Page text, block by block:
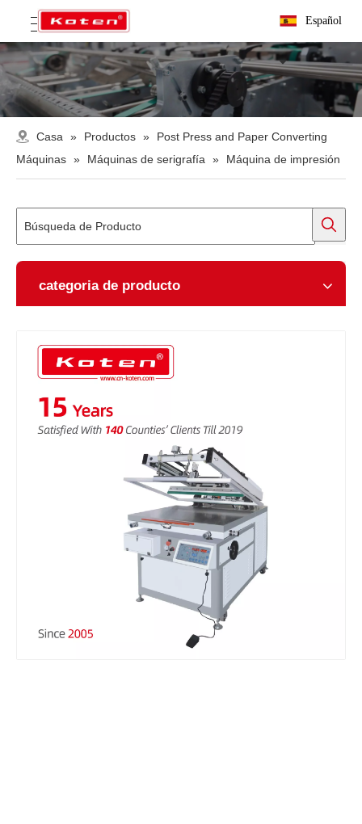
Español
Casa » Productos »
Post Press and Paper Converting
Máquinas » Máquinas de serigrafía » Máquina de impresión
categoria de producto